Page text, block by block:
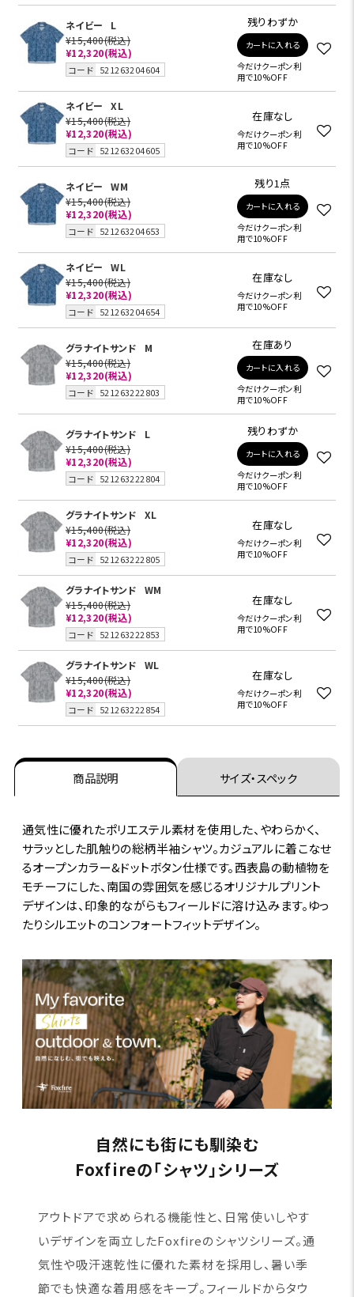
ネイビー
L
¥15,400(税込)
¥12,320(税込)
コード 521263204604
残りわずか
カートに入れる
今だけクーポン利
用で10%OFF
ネイビー
XL
¥15,400(税込)
¥12,320(税込)
コード 521263204605
在庫なし
今だけクーポン利
用で10%OFF
ネイビー
WM
¥15,400(税込)
¥12,320(税込)
コード 521263204653
残り1点
カートに入れる
今だけクーポン利
用で10%OFF
ネイビー
WL
¥15,400(税込)
¥12,320(税込)
コード 521263204654
在庫なし
今だけクーポン利
用で10%OFF
グラナイトサンド
M
¥15,400(税込)
¥12,320(税込)
コード 521263222803
在庫あり
カートに入れる
今だけクーポン利
用で10%OFF
グラナイトサンド
L
¥15,400(税込)
¥12,320(税込)
コード 521263222804
残りわずか
カートに入れる
今だけクーポン利
用で10%OFF
グラナイトサンド
XL
¥15,400(税込)
¥12,320(税込)
コード 521263222805
在庫なし
今だけクーポン利
用で10%OFF
グラナイトサンド
WM
¥15,400(税込)
¥12,320(税込)
コード 521263222853
在庫なし
今だけクーポン利
用で10%OFF
グラナイトサンド
WL
¥15,400(税込)
¥12,320(税込)
コード 521263222854
在庫なし
今だけクーポン利
用で10%OFF
商品説明 サイズ・スペック
通気性に優れたポリエステル素材を使用した、やわらかく、
サラッとした肌触りの総柄半袖シャツ。カジュアルに着こなせ
るオープンカラー&ドットボタン仕様です。西表島の動植物を
モチーフにした、南国の雰囲気を感じるオリジナルプリント
デザインは、印象的ながらもフィールドに溶け込みます。ゆっ
たりシルエットのコンフォートフィットデザイン。
自然にも街にも馴染む
Foxfireの「シャツ」シリーズ
アウトドアで求められる機能性と、日常使いしやす
いデザインを両立したFoxfireのシャツシリーズ。通
気性や吸汗速乾性に優れた素材を採用し、暑い季
節でも快適な着用感をキープ。フィールドからタウ